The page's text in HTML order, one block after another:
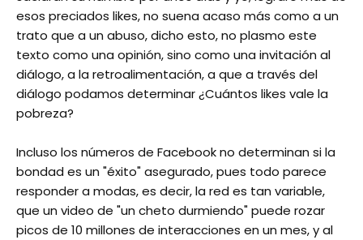
esos preciados likes, no suena acaso más como a un
trato que a un abuso, dicho esto, no plasmo este
texto como una opinión, sino como una invitación al
diálogo, a la retroalimentación, a que a través del
diálogo podamos determinar ¿Cuántos likes vale la
pobreza?
Incluso los números de Facebook no determinan si la
bondad es un "éxito" asegurado, pues todo parece
responder a modas, es decir, la red es tan variable,
que un video de "un cheto durmiendo" puede rozar
picos de 10 millones de interacciones en un mes, y al